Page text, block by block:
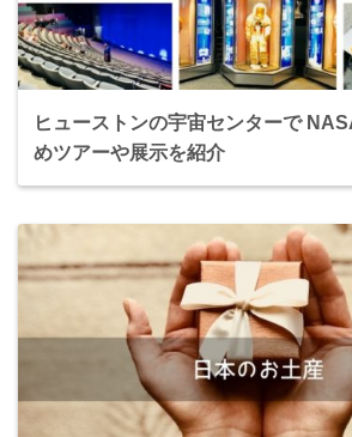
ヒューストンの宇宙センターで
めツアーや展示を紹介